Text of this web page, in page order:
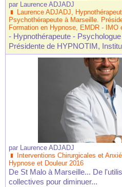
par Laurence ADJADJ
Laurence ADJADJ,
Psychothérapeute à Marseille.
Formation en Hypnose, EMDR - IMO
- Hypnothérapeute -
Présidente de HYPNOTIM,
par Laurence ADJADJ
Interventions Chirurgicales et
Hypnose et Douleur 2016
De St Malo à Marseille... De
collectives pour diminuer...